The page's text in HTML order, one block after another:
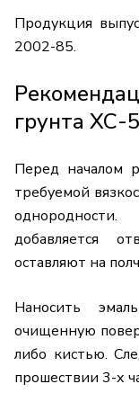
Продукция
2002-85.
грунта ХС-
Перед началом
требуемой
добавляется
оставляют на
Наносить
очищенную
либо кистью.
прошествии 3-х